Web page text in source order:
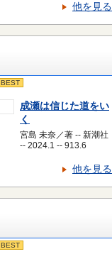
他を見る
BEST
成瀬は信じた道をい
く
宮島 未奈／著 -- 新潮社
-- 2024.1 -- 913.6
他を見る
BEST